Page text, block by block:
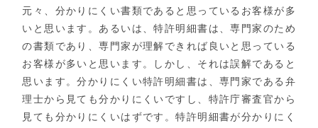
元々、分かりにくい書類であると思っているお客様が多
いと思います。あるいは、特許明細書は、専門家のため
の書類であり、専門家が理解できれば良いと思っている
お客様が多いと思います。しかし、それは誤解であると
思います。分かりにくい特許明細書は、専門家である弁
理士から見ても分かりにくいですし、特許庁審査官から
見ても分かりにくいはずです。特許明細書が分かりにく